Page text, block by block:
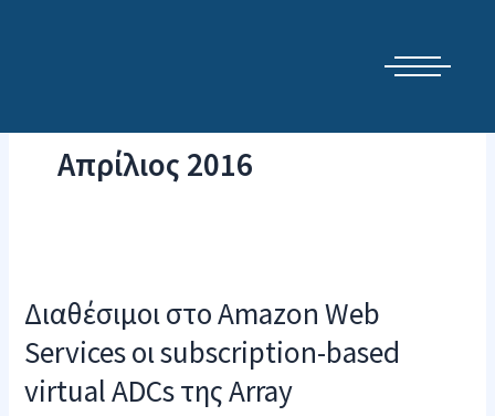
Απρίλιος 2016
Διαθέσιμοι στο Amazon Web
Services οι subscription-based
virtual ADCs της Array
Web
οι
based